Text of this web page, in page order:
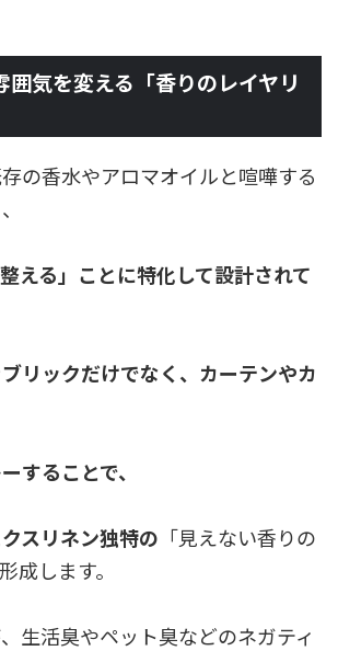
囲気を変える「香りのレイヤリ
の香水やアロマオイルと喧嘩する
える」ことに特化して設計されて
リックだけでなく、カーテンやカ
することで、
スリネン独特の 「見えない香りの
成します。
生活臭やペット臭などのネガティ